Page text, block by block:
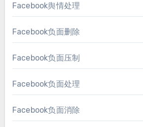
Facebook舆情处理
Facebook负面删除
Facebook负面压制
Facebook负面处理
Facebook负面消除